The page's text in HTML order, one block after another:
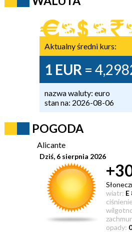
Aktualny średni kurs:
1 EUR =
nazwa waluty: euro
stan na: 2026-08-06
POGODA
Alicante
Dziś, 6 sierpnia 2026
wiatr: E
opady: